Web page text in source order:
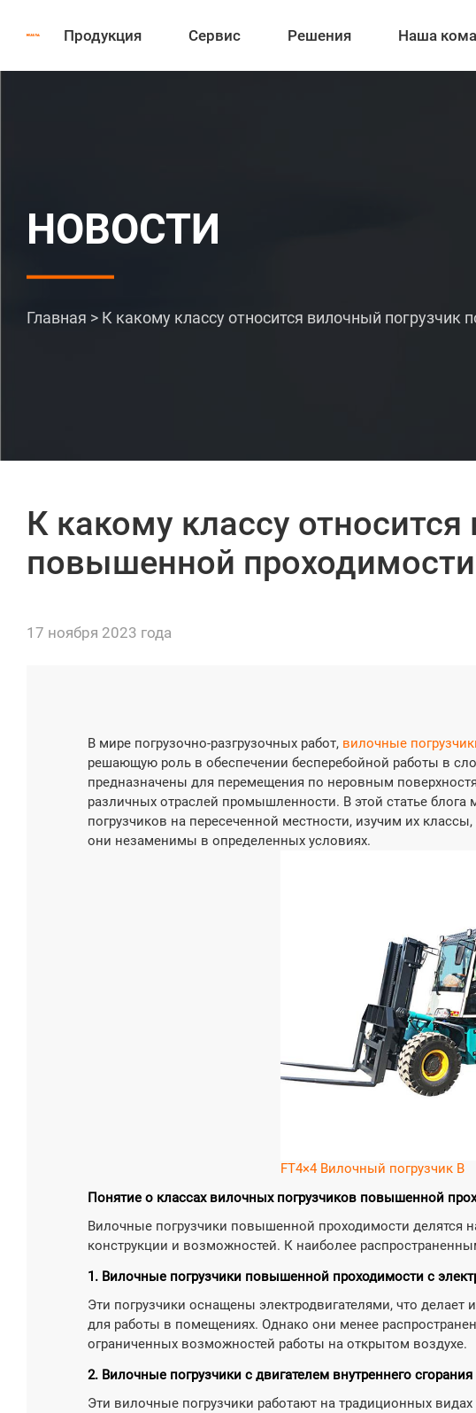
Продукция Сервис Решения Наша
НОВОСТИ
Главная > К какому классу относится вилочный погрузчик
К какому классу
повышенной
17 ноября 2023 года
В мире погрузочно-разгрузочных работ, вилочные
решающую роль в обеспечении бесперебойной работы в
предназначены для перемещения по неровным
различных отраслей промышленности. В этой статье
погрузчиков на пересеченной местности, изучим их
они незаменимы в определенных условиях.
FT4×4 Вилочный погрузчик B
Понятие о классах вилочных погрузчиков повышенной
Вилочные погрузчики повышенной проходимости делятся
конструкции и возможностей. К наиболее
1. Вилочные погрузчики повышенной проходимости с
Эти погрузчики оснащены электродвигателями, что
для работы в помещениях. Однако они менее
ограниченных возможностей работы на открытом воздухе.
2. Вилочные погрузчики с двигателем внутреннего сгорания
Эти вилочные погрузчики работают на традиционных
Сочлененный
погрузчик
проходимости
Грузоподъемность (кг):
4000-6000
55-85